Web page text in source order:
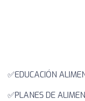
✅️EDUCACIÓN
✅️PLANES DE